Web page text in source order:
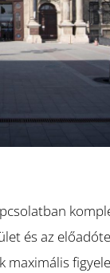
és az
maximális